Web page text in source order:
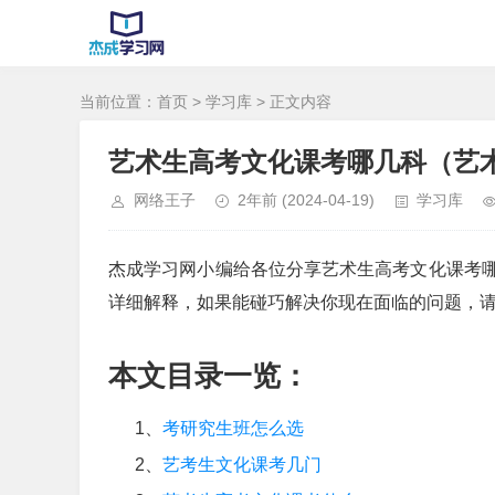
当前位置： 首页 > 学习库 > 正文内容
艺术生高考文化课考哪几科（艺
网络王子 2年前 (2024-04-19) 学习库
杰成学习网小编给各位分享艺术生高考文化课考
详细解释，如果能碰巧解决你现在面临的问题，
本文目录一览：
1、 考研究生班怎么选
2、 艺考生文化课考几门